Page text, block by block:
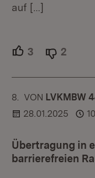
auf […]
3 Unterstützer.
2
8. KOMMENTAR
VON :LVKMBW
28.01.2025
Übertragung in
barrierefreien